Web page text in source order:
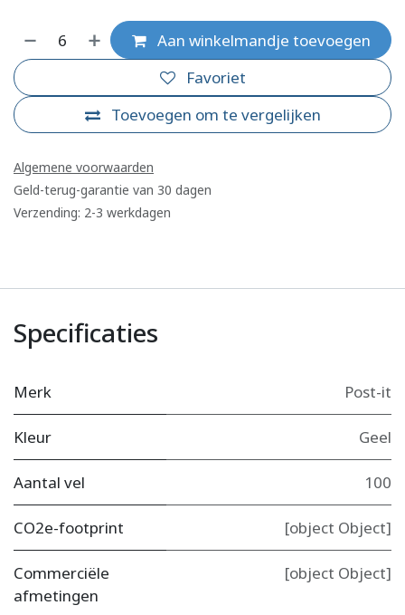
Aan winkelmandje toevoegen
Toevoegen om te vergelijken
Favoriet
Algemene voorwaarden
Geld-terug-garantie van 30 dagen
Verzending: 2-3 werkdagen
Specificaties
Merk Post-it
Kleur Geel
Aantal vel 100
CO2e-footprint [object Object]
Commerciële
afmetingen
[object Object]